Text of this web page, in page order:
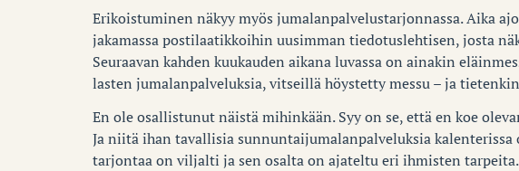
Erikoistuminen näkyy myös jumalanpalvelustarjonnassa. Aika
jakamassa postilaatikkoihin uusimman tiedotuslehtisen, josta
Seuraavan kahden kuukauden aikana luvassa on ainakin
lasten jumalanpalveluksia, vitseillä höystetty messu – ja
En ole osallistunut näistä mihinkään. Syy on se, että en koe
Ja niitä ihan tavallisia sunnuntaijumalanpalveluksia kalenterissa
tarjontaa on viljalti ja sen osalta on ajateltu eri ihmisten tarpeita.